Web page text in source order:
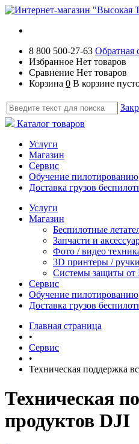
8 800 500-27-63 Обратная
Избранное Нет товаров
Сравнение Нет товаров
Корзина 0 В корзине
Каталог товаров
Услуги
Магазин
Сервис
Обучение пилотированию
Доставка грузов
Услуги
Магазин
Беспилотные
Запчасти и
Фото / видео
3D принтеры /
Системы защиты
Сервис
Обучение пилотированию
Доставка грузов
Главная страница
•
Сервис
•
Техническая поддержка
Техническая
продуктов DJI